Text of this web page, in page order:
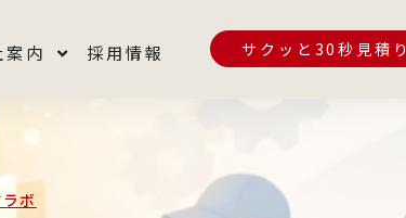
案内 採用情報 サクッと30秒見積り
ボ